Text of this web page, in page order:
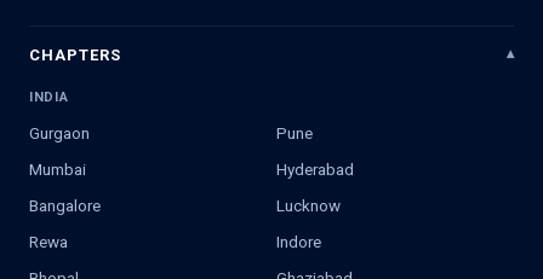
CHAPTERS
INDIA
Gurgaon
Pune
Mumbai
Hyderabad
Bangalore
Lucknow
Rewa
Indore